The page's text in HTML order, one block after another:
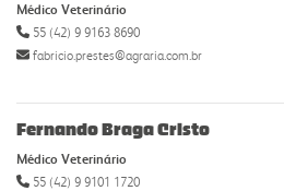
Médico Veterinário
55 (42) 9 9163 8690
fabricio.prestes@agraria.com.br
Fernando Braga Cristo
Médico Veterinário
55 (42) 9 9101 1720